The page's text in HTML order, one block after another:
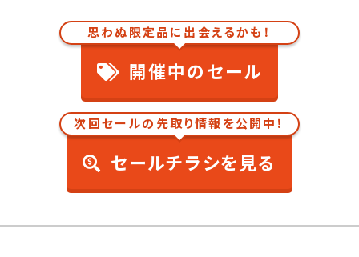
思わぬ限定品に出会えるかも！
開催中のセール
次回セールの先取り情報を公開中！
セールチラシを見る